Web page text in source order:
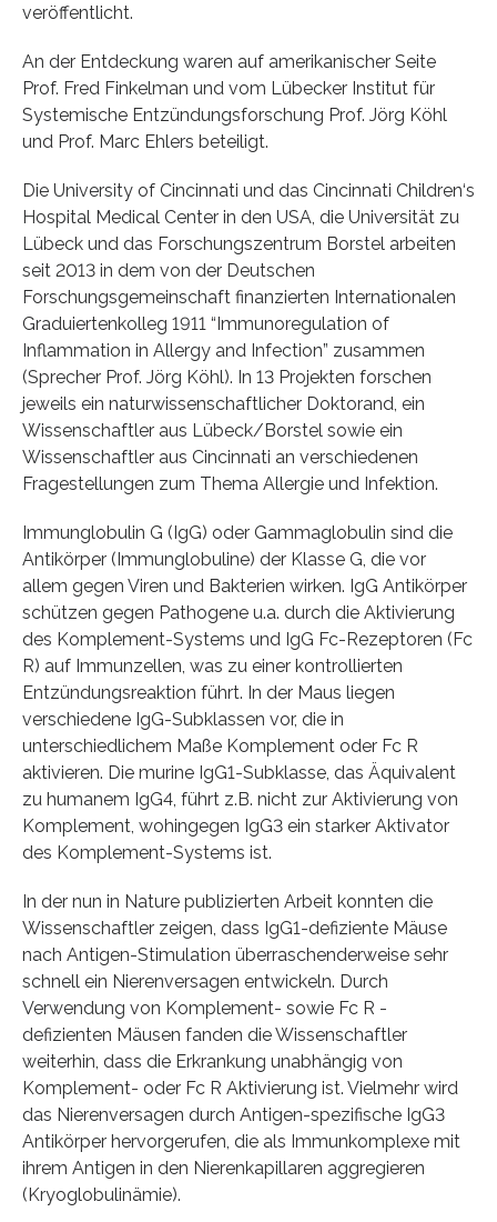
veröffentlicht.
An der Entdeckung waren auf amerikanischer Seite
Prof. Fred Finkelman und vom Lübecker Institut für
Systemische Entzündungsforschung Prof. Jörg Köhl
und Prof. Marc Ehlers beteiligt.
Die University of Cincinnati und das Cincinnati Children‘s
Hospital Medical Center in den USA, die Universität zu
Lübeck und das Forschungszentrum Borstel arbeiten
seit 2013 in dem von der Deutschen
Forschungsgemeinschaft finanzierten Internationalen
Graduiertenkolleg 1911 “Immunoregulation of
Inflammation in Allergy and Infection” zusammen
(Sprecher Prof. Jörg Köhl). In 13 Projekten forschen
jeweils ein naturwissenschaftlicher Doktorand, ein
Wissenschaftler aus Lübeck/Borstel sowie ein
Wissenschaftler aus Cincinnati an verschiedenen
Fragestellungen zum Thema Allergie und Infektion.
Immunglobulin G (IgG) oder Gammaglobulin sind die
Antikörper (Immunglobuline) der Klasse G, die vor
allem gegen Viren und Bakterien wirken. IgG Antikörper
schützen gegen Pathogene u.a. durch die Aktivierung
des Komplement-Systems und IgG Fc-Rezeptoren (Fc
R) auf Immunzellen, was zu einer kontrollierten
Entzündungsreaktion führt. In der Maus liegen
verschiedene IgG-Subklassen vor, die in
unterschiedlichem Maße Komplement oder Fc R
aktivieren. Die murine IgG1-Subklasse, das Äquivalent
zu humanem IgG4, führt z.B. nicht zur Aktivierung von
Komplement, wohingegen IgG3 ein starker Aktivator
des Komplement-Systems ist.
In der nun in Nature publizierten Arbeit konnten die
Wissenschaftler zeigen, dass IgG1-defiziente Mäuse
nach Antigen-Stimulation überraschenderweise sehr
schnell ein Nierenversagen entwickeln. Durch
Verwendung von Komplement- sowie Fc R -
defizienten Mäusen fanden die Wissenschaftler
weiterhin, dass die Erkrankung unabhängig von
Komplement- oder Fc R Aktivierung ist. Vielmehr wird
das Nierenversagen durch Antigen-spezifische IgG3
Antikörper hervorgerufen, die als Immunkomplexe mit
ihrem Antigen in den Nierenkapillaren aggregieren
(Kryoglobulinämie).